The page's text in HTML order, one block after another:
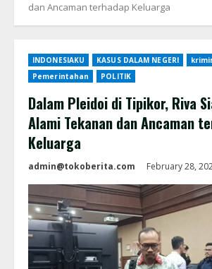
dan Ancaman terhadap Keluarga
INDONESIAKU KASUS DALAM NEGERI
Pemerintahan
POLITIK
Dalam Pleidoi di Tipikor, Riva
Alami Tekanan dan Ancaman
Keluarga
admin@tokoberita.com February 28,